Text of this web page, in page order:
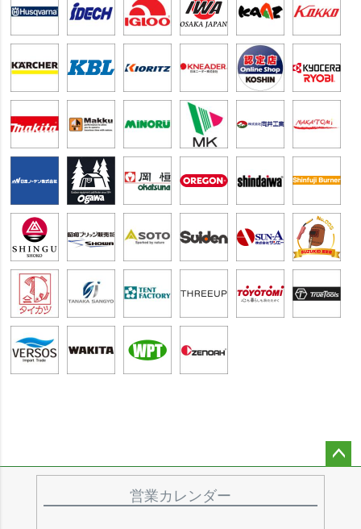
営業カレンダー